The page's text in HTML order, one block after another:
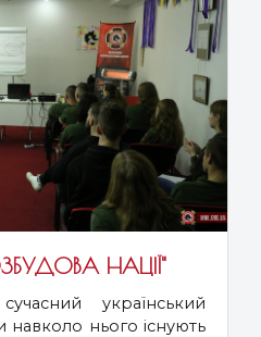
НАЦІЇ"
український
навколо нього існують